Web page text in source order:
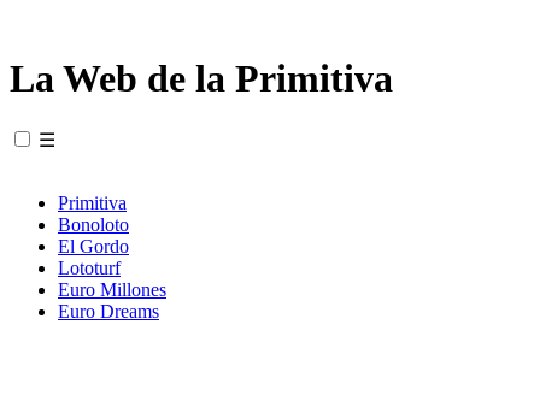
La Web de la Primitiva
☰
Primitiva
Bonoloto
El Gordo
Lototurf
Euro Millones
Euro Dreams